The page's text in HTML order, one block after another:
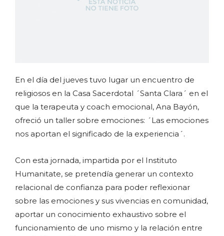
En el día del jueves tuvo lugar un encuentro de
religiosos en la Casa Sacerdotal ´Santa Clara´ en el
que la terapeuta y coach emocional, Ana Bayón,
ofreció un taller sobre emociones: ´Las emociones
nos aportan el significado de la experiencia´.
Con esta jornada, impartida por el Instituto
Humanitate, se pretendía generar un contexto
relacional de confianza para poder reflexionar
sobre las emociones y sus vivencias en comunidad,
aportar un conocimiento exhaustivo sobre el
funcionamiento de uno mismo y la relación entre